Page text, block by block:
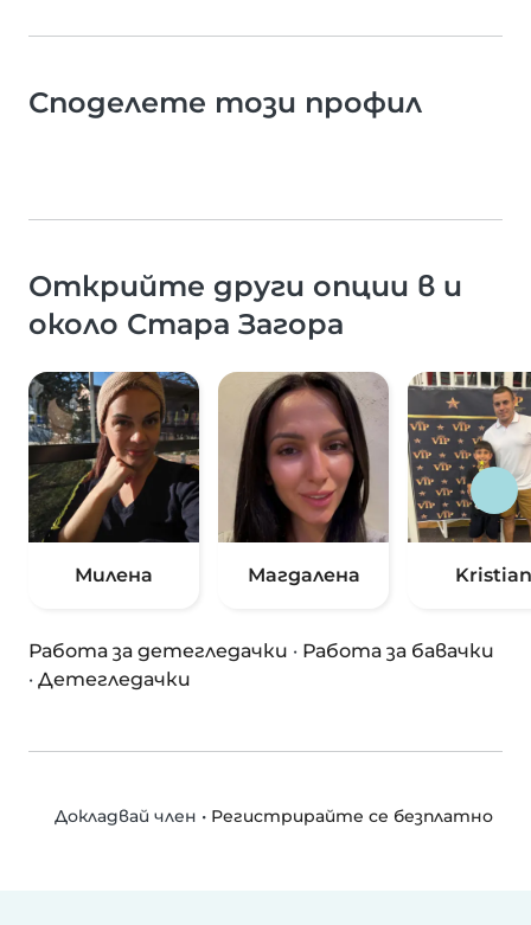
Споделете този профил
Открийте други опции в и
около Стара Загора
Милена Магдалена Kristian
Работа за детегледачки · Работа за бавачки
· Детегледачки
Докладвай член • Регистрирайте се безплатно